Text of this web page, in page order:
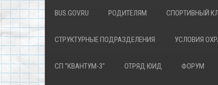
BUS.GOV.RU РОДИТЕЛЯМ СПОРТИВНЫЙ
СТРУКТУРНЫЕ ПОДРАЗДЕЛЕНИЯ УСЛОВИЯ
СП "КВАНТУМ-3" ОТРЯД ЮИД ФОРУМ